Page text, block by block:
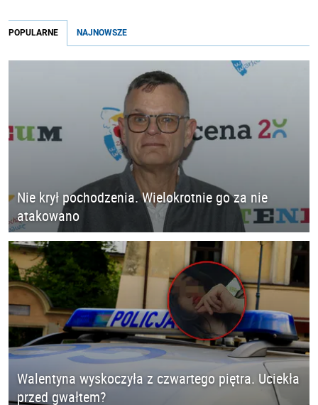
POPULARNE NAJNOWSZE
Nie krył pochodzenia. Wielokrotnie go za nie
atakowano
Walentyna wyskoczyła z czwartego piętra. Uciekła
przed gwałtem?